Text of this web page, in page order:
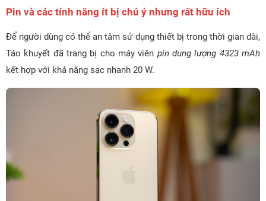
Pin và các tính năng ít bị chú ý nhưng rất hữu ích
Để người dùng có thể an tâm sử dụng thiết bị trong thời gian dài,
Táo khuyết đã trang bị cho máy viên pin dung lượng 4323 mAh
kết hợp với khả năng sạc nhanh 20 W.